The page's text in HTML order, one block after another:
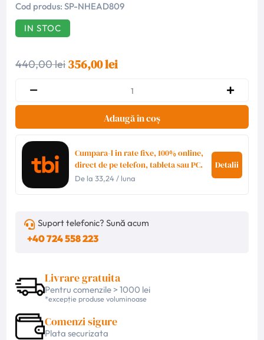
Cod produs: SP-NHEAD809
IN STOC
440,00 lei 356,00 lei
Adaugă în coș
Cumpara-l in rate fixe, 100% online,
direct de pe telefon, tableta sau PC.
De la33,24 / luna
Detalii
Suport telefonic? Sună acum
+40 724 558 223
Livrare gratuita
Pentru comenzile > 1000 lei
*excepție produse voluminoase
Comenzi sigure
Plata securizata